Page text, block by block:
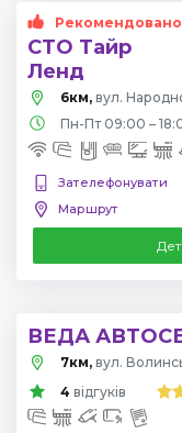
Рекомендовано
СТО Тайр
Ленд
6км, вул.
Пн-Пт 09:00 –
Зателефонувати
Маршрут
ВЕДА
7км, вул.
4 відгуків